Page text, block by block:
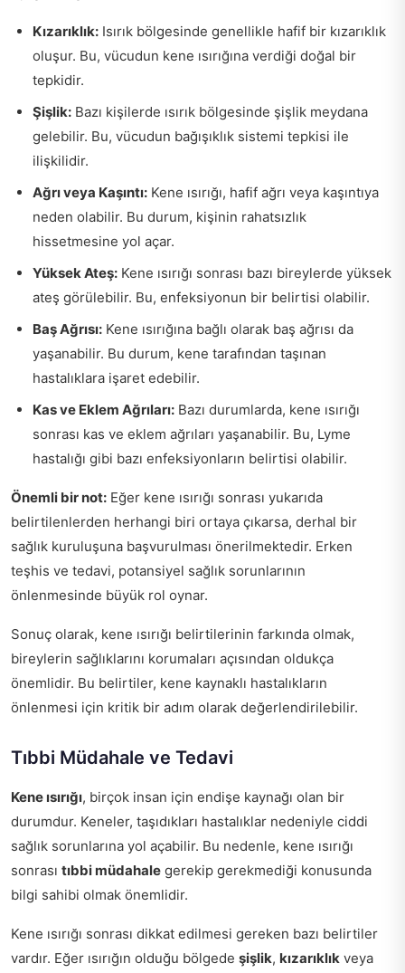
Kızarıklık: Isırık bölgesinde genellikle hafif bir kızarıklık
oluşur. Bu, vücudun kene ısırığına verdiği doğal bir
tepkidir.
Şişlik: Bazı kişilerde ısırık bölgesinde şişlik meydana
gelebilir. Bu, vücudun bağışıklık sistemi tepkisi ile
ilişkilidir.
Ağrı veya Kaşıntı: Kene ısırığı, hafif ağrı veya kaşıntıya
neden olabilir. Bu durum, kişinin rahatsızlık
hissetmesine yol açar.
Yüksek Ateş: Kene ısırığı sonrası bazı bireylerde yüksek
ateş görülebilir. Bu, enfeksiyonun bir belirtisi olabilir.
Baş Ağrısı: Kene ısırığına bağlı olarak baş ağrısı da
yaşanabilir. Bu durum, kene tarafından taşınan
hastalıklara işaret edebilir.
Kas ve Eklem Ağrıları: Bazı durumlarda, kene ısırığı
sonrası kas ve eklem ağrıları yaşanabilir. Bu, Lyme
hastalığı gibi bazı enfeksiyonların belirtisi olabilir.
Önemli bir not: Eğer kene ısırığı sonrası yukarıda
belirtilenlerden herhangi biri ortaya çıkarsa, derhal bir
sağlık kuruluşuna başvurulması önerilmektedir. Erken
teşhis ve tedavi, potansiyel sağlık sorunlarının
önlenmesinde büyük rol oynar.
Sonuç olarak, kene ısırığı belirtilerinin farkında olmak,
bireylerin sağlıklarını korumaları açısından oldukça
önemlidir. Bu belirtiler, kene kaynaklı hastalıkların
önlenmesi için kritik bir adım olarak değerlendirilebilir.
Tıbbi Müdahale ve Tedavi
Kene ısırığı, birçok insan için endişe kaynağı olan bir
durumdur. Keneler, taşıdıkları hastalıklar nedeniyle ciddi
sağlık sorunlarına yol açabilir. Bu nedenle, kene ısırığı
sonrası tıbbi müdahale gerekip gerekmediği konusunda
bilgi sahibi olmak önemlidir.
Kene ısırığı sonrası dikkat edilmesi gereken bazı belirtiler
vardır. Eğer ısırığın olduğu bölgede şişlik, kızarıklık veya